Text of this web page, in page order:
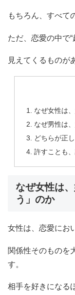
もちろん、すべて
ただ、恋愛の中で“
見えてくるものが
なぜ女性は
なぜ男性は
どちらが正
許すことも
なぜ女性は
う」のか
女性は、恋愛にお
関係性そのものを
す。
相手を好きになる